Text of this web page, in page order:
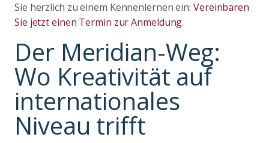
Sie herzlich zu einem Kennenlernen ein: Vereinbaren
Sie jetzt einen Termin zur Anmeldung.
Der Meridian-Weg:
Wo Kreativität auf
internationales
Niveau trifft